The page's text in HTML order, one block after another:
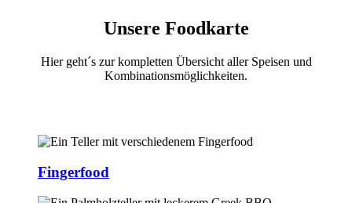
Unsere Foodkarte
Hier geht´s zur kompletten Übersicht aller Speisen und
Kombinationsmöglichkeiten.
Fingerfood